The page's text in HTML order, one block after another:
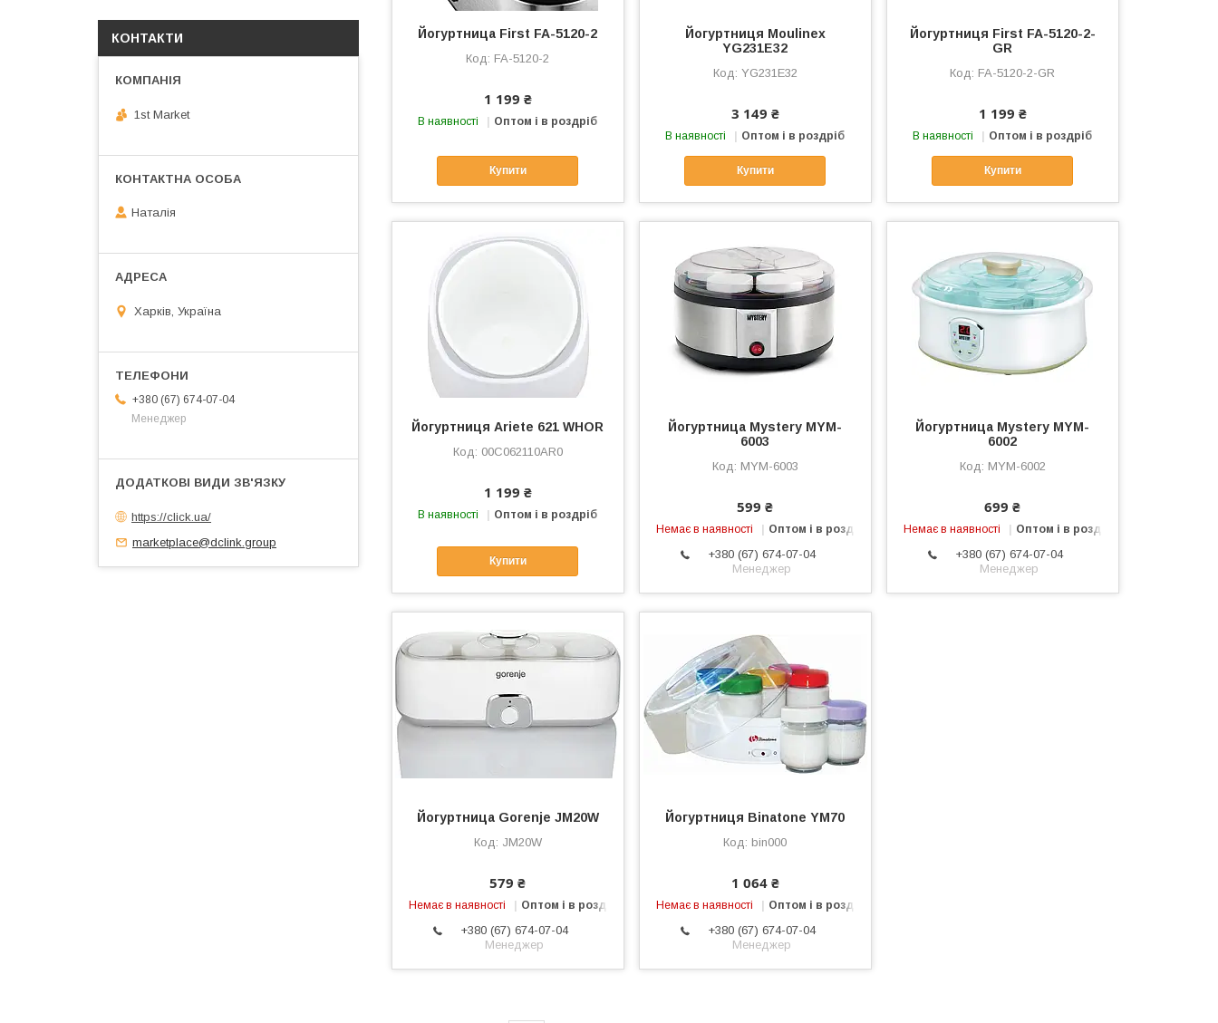
Йогуртница First FA-5120-2
FA-5120-2
1 199 ₴
В наявності Оптом і в роздріб
Купити
Йогуртниця Moulinex
YG231E32
YG231E32
3 149 ₴
В наявності Оптом і в роздріб
Купити
Йогуртниця First FA-5120-2-
GR
FA-5120-2-GR
1 199 ₴
В наявності Оптом і в роздріб
Купити
Йогуртниця Ariete 621 WHOR
00C062110AR0
1 199 ₴
В наявності Оптом і в роздріб
Купити
Йогуртница Mystery MYM-
6003
MYM-6003
599 ₴
Немає в наявності Оптом і в роздріб
+380 (67) 674-07-04
Менеджер
Йогуртница Mystery MYM-
6002
MYM-6002
699 ₴
Немає в наявності Оптом і в роздріб
+380 (67) 674-07-04
Менеджер
Йогуртница Gorenje JM20W
JM20W
579 ₴
Немає в наявності Оптом і в роздріб
+380 (67) 674-07-04
Менеджер
Йогуртниця Binatone YM70
bin000
1 064 ₴
Немає в наявності Оптом і в роздріб
+380 (67) 674-07-04
Менеджер
КОНТАКТИ
1st Market
Наталія
Харків, Україна
+380 (67) 674-07-04
Менеджер
https://click.ua/
marketplace@dclink.group